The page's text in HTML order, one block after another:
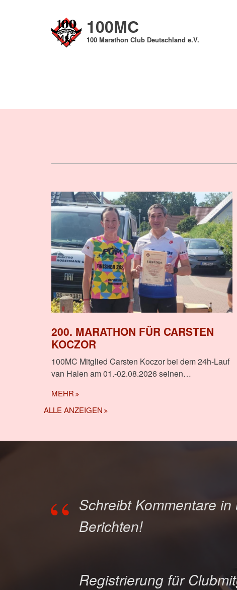
100MC
100 Marathon Club Deutschland e.V.
200. MARATHON FÜR CARSTEN
KOCZOR
100MC Mitglied Carsten Koczor bei dem 24h-Lauf
van Halen am 01.-02.08.2026 seinen…
MEHR
ALLE ANZEIGEN
Schreibt Kommentare
Berichten!
Registrierung für